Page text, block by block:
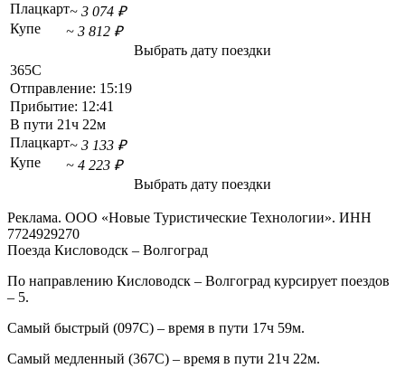
Плацкарт~ 3 074 ₽
Купе
~ 3 812 ₽
Выбрать дату поездки
365С
Отправление: 15:19
Прибытие: 12:41
В пути 21ч 22м
Плацкарт~ 3 133 ₽
Купе
~ 4 223 ₽
Выбрать дату поездки
Реклама. ООО «Новые Туристические Технологии». ИНН
7724929270
Поезда Кисловодск – Волгоград
По направлению Кисловодск – Волгоград курсирует поездов
– 5.
Самый быстрый (097С) – время в пути 17ч 59м.
Самый медленный (367С) – время в пути 21ч 22м.